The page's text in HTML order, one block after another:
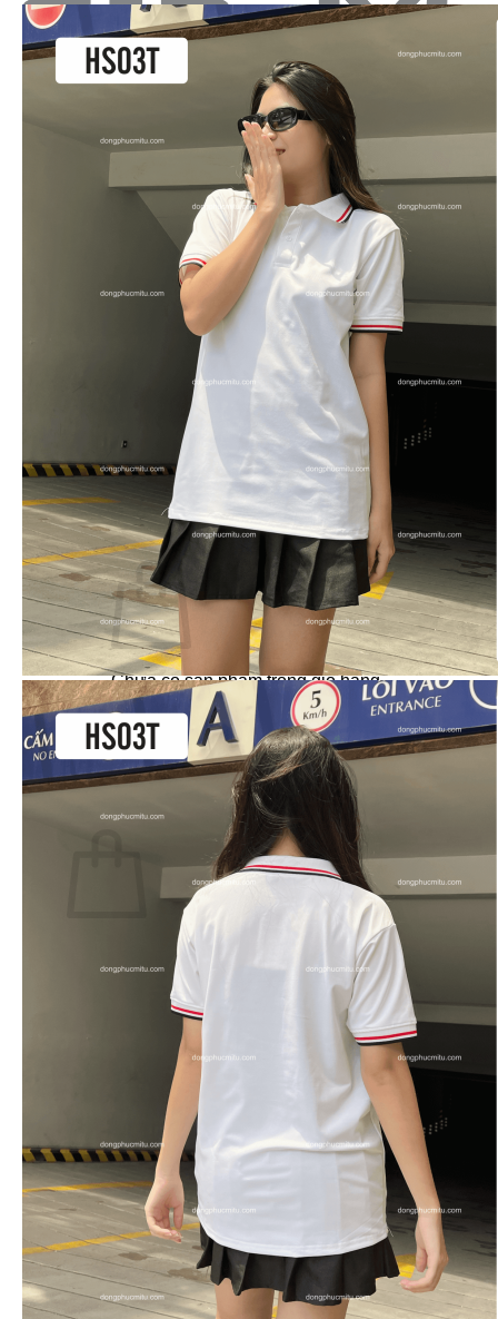
kiếm:
Áo thun polo cổ trụ
Áo thun T-shirt cổ tròn
Mũ - nón đồng phục
Quần áo BHLĐ
Áo sơ mi đồng phục
Đồng phục doanh nghiệp
Bộ đồ spa - Nail
Bộ vest đồng phục
Đồng phục khách sạn
Đồng phục nhà hàng
Áo chạy bộ & thi đấu
Áo khoác gió đồng phục
Tạp dề
Bảng size
Bảng giá
Dự Án – Khách Hàng
Giỏ hàng /0₫
Chưa có sản phẩm trong giỏ hàng.
Quay trở lại cửa hàng
0
Giỏ hàng
Chưa có sản phẩm trong giỏ hàng.
Quay trở lại cửa hàng